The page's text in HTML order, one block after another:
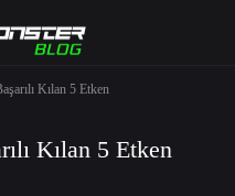
Kılan 5 Etken
Kılan 5 Etken